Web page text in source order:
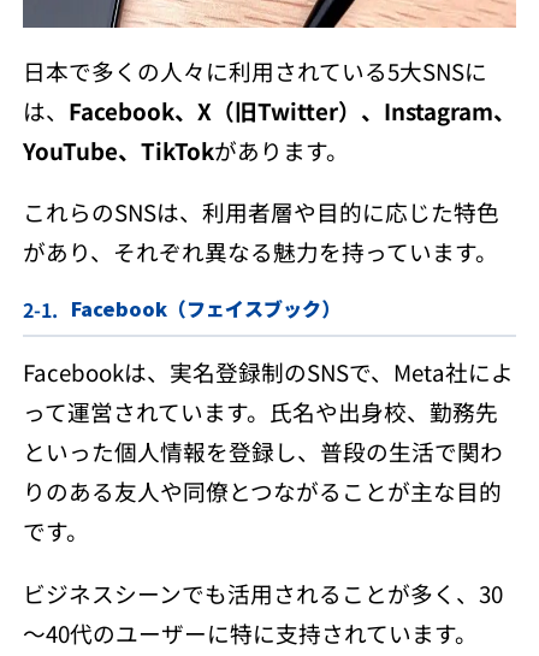
日本で多くの人々に利用されている5大SNSに
は、 Facebook、X（旧Twitter）、Instagram、
YouTube、TikTokがあります。
これらのSNSは、利用者層や目的に応じた特色
があり、それぞれ異なる魅力を持っています。
Facebook（フェイスブック）
Facebookは、実名登録制のSNSで、Meta社によ
って運営されています。氏名や出身校、勤務先
といった個人情報を登録し、普段の生活で関わ
りのある友人や同僚とつながることが主な目的
です。
ビジネスシーンでも活用されることが多く、30
～40代のユーザーに特に支持されています。